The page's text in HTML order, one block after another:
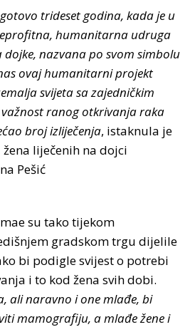
trideset godina, kada je u
humanitarna udruga
nazvana po svom simbolu
ovaj humanitarni projekt
svijeta sa zajedničkim
ranog otkrivanja raka
broj izliječenja, istaknula je
liječenih na dojci
Pešić
su tako tijekom
gradskom trgu dijelile
bi podigle svijest o potrebi
i to kod žena svih dobi.
ali naravno i one mlađe, bi
mamografiju, a mlađe žene i